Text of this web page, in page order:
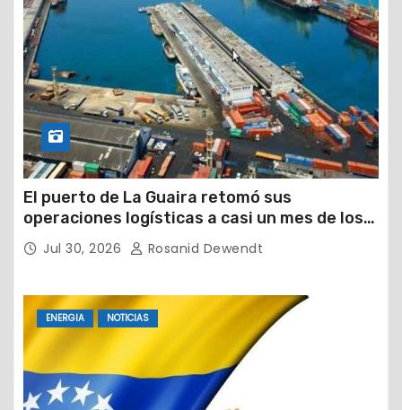
El puerto de La Guaira retomó sus
operaciones logísticas a casi un mes de los
devastadores terremotos
Jul 30, 2026 Rosanid Dewendt
ENERGIA NOTICIAS